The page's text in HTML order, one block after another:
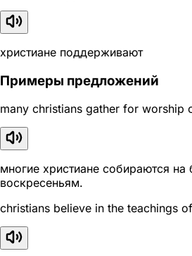
христиане поддерживают
Примеры предложений
many christians gather for worship
многие христиане собираются на
воскресеньям.
christians believe in the teachings